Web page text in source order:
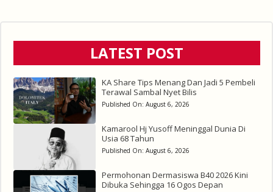
LATEST POST
KA Share Tips Menang Dan Jadi 5 Pembeli
Terawal Sambal Nyet Bilis
Published On: August 6, 2026
Kamarool Hj Yusoff Meninggal Dunia Di
Usia 68 Tahun
Published On: August 6, 2026
Permohonan Dermasiswa B40 2026 Kini
Dibuka Sehingga 16 Ogos Depan